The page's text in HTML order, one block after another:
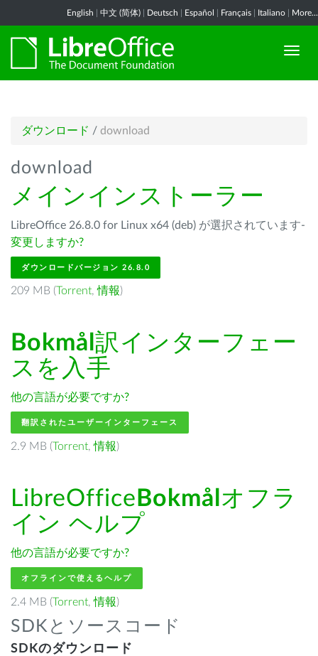
English 中文 (简体) Deutsch Español Français Italiano More...
ダウンロード / download
download
メインインストーラー
LibreOffice 26.8.0 for Linux x64 (deb) が選択されています-
変更しますか?
ダウンロードバージョン 26.8.0
209 MB (Torrent,情報)
Bokmål 訳インターフェー
スを入手
他の言語が必要ですか?
翻訳されたユーザーインターフェース
2.9 MB (Torrent,情報)
LibreOffice Bokmål オフラ
イン ヘルプ
他の言語が必要ですか?
オフラインで使えるヘルプ
2.4 MB (Torrent,情報)
SDKとソースコード
SDKのダウンロード